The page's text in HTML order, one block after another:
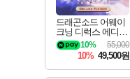
드래곤소드 어웨이
크닝 디럭스 에디션
DragonSword Awake
ning Deluxe Edition
55,000
10%
10% 49,500원